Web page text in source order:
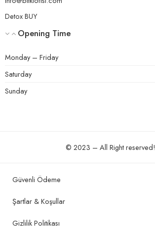
Detox BUY
Opening Time
Monday – Friday
Saturday
Sunday
© 2023 – All Right reserved!
Güvenli Ödeme
Şartlar & Koşullar
Gizlilik Politikası